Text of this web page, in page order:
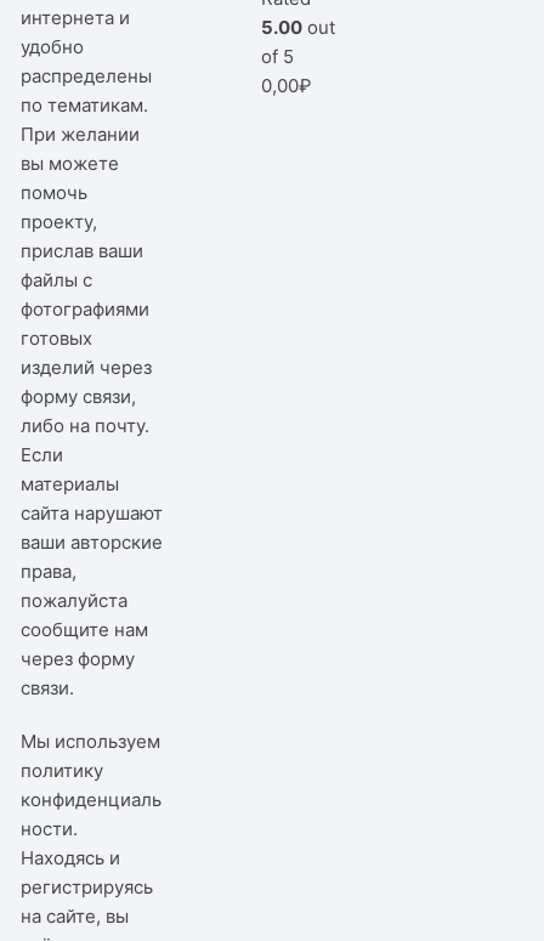
интернета и
удобно
распределены
по тематикам.
При желании
вы можете
помочь
проекту,
прислав ваши
файлы с
фотографиями
готовых
изделий через
форму связи,
либо на почту.
Если
материалы
сайта нарушают
ваши авторские
права,
пожалуйста
сообщите нам
черезформу
связи.
Мы используем
политику
конфиденциаль
ности.
Находясь и
регистрируясь
на сайте, вы
5.00 out
of 5
0,00₽